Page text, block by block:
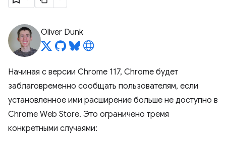
Oliver Dunk
Начиная с версии Chrome 117, Chrome будет
заблаговременно сообщать пользователям, если
установленное ими расширение больше не доступно в
Chrome Web Store. Это ограничено тремя
конкретными случаями: